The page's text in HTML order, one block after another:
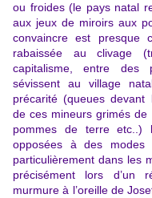
ou froides (le pays natal
aux jeux de miroirs aux
convaincre est presque
rabaissée au clivage
capitalisme, entre des
sévissent au village
précarité (queues devant
de ces mineurs grimés de
pommes de terre etc..)
opposées à des
particulièrement dans les
précisément lors d’un
murmure à l’oreille de